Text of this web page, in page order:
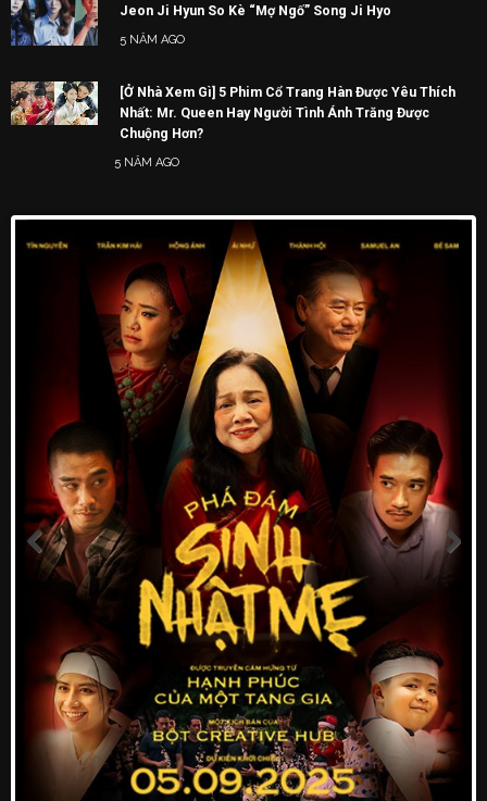
Jeon Ji Hyun So Kè “Mợ Ngố” Song Ji Hyo
5 NĂM AGO
[Ở Nhà Xem Gì] 5 Phim Cổ Trang Hàn Được Yêu Thích
Nhất: Mr. Queen Hay Người Tình Ánh Trăng Được
Chuộng Hơn?
5 NĂM AGO